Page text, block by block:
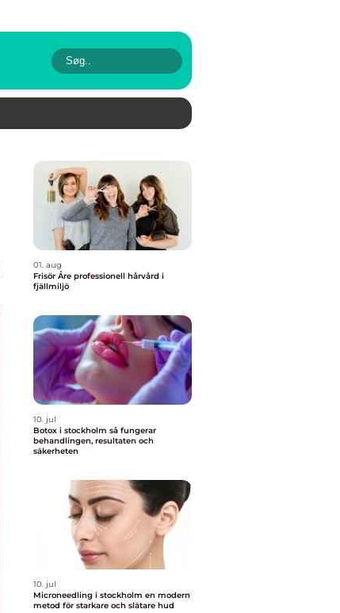
01. aug
Frisör Åre professionell hårvård i
fjällmiljö
10. jul
Botox i stockholm så fungerar
behandlingen, resultaten och
säkerheten
10. jul
Microneedling i stockholm en modern
metod för starkare och slätare hud